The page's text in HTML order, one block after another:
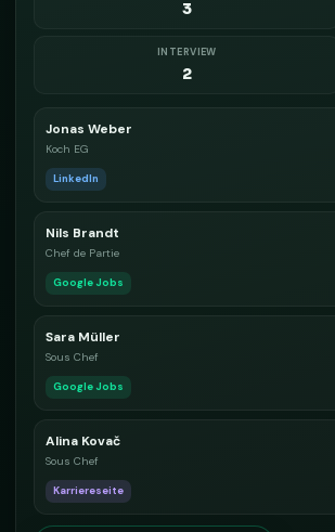
3
INTERVIEW
2
Jonas Weber
Koch EG
LinkedIn
Nils Brandt
Chef de Partie
Google Jobs
Sara Müller
Sous Chef
Google Jobs
Alina Kovač
Sous Chef
Karriereseite